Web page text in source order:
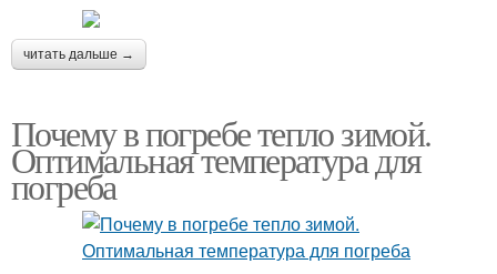
читать дальше →
Почему в погребе тепло зимой.
Оптимальная температура для
погреба